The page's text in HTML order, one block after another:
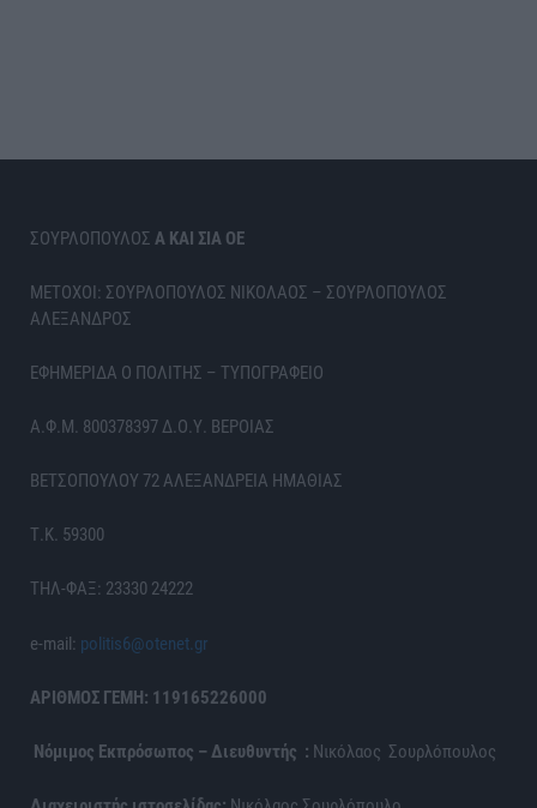
ΣΟΥΡΛΟΠΟΥΛΟΣ Α ΚΑΙ ΣΙΑ ΟΕ
ΜΕΤΟΧΟΙ: ΣΟΥΡΛΟΠΟΥΛΟΣ ΝΙΚΟΛΑΟΣ – ΣΟΥΡΛΟΠΟΥΛΟΣ
ΑΛΕΞΑΝΔΡΟΣ
ΕΦΗΜΕΡΙΔΑ Ο ΠΟΛΙΤΗΣ – ΤΥΠΟΓΡΑΦΕΙΟ
Α.Φ.Μ. 800378397 Δ.Ο.Υ. ΒΕΡΟΙΑΣ
ΒΕΤΣΟΠΟΥΛΟΥ 72 ΑΛΕΞΑΝΔΡΕΙΑ ΗΜΑΘΙΑΣ
Τ.Κ. 59300
ΤΗΛ-ΦΑΞ: 23330 24222
e-mail: politis6@otenet.gr
ΑΡΙΘΜΟΣ ΓΕΜΗ: 119165226000
Νόμιμος Εκπρόσωπος – Διευθυντής : Νικόλαος Σουρλόπουλος